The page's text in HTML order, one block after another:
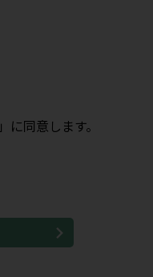
」に同意します。